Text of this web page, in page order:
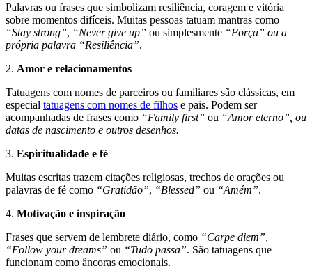
Palavras ou frases que simbolizam resiliência, coragem e vitória
sobre momentos difíceis. Muitas pessoas tatuam mantras como
“Stay strong”, “Never give up” ou simplesmente “Força” ou a
própria palavra “Resiliência”.
2. Amor e relacionamentos
Tatuagens com nomes de parceiros ou familiares são clássicas, em
especial tatuagens com nomes de filhos e pais. Podem ser
acompanhadas de frases como “Family first” ou “Amor eterno”, ou
datas de nascimento e outros desenhos.
3. Espiritualidade e fé
Muitas escritas trazem citações religiosas, trechos de orações ou
palavras de fé como “Gratidão”, “Blessed” ou “Amém”.
4. Motivação e inspiração
Frases que servem de lembrete diário, como “Carpe diem”,
“Follow your dreams” ou “Tudo passa”. São tatuagens que
funcionam como âncoras emocionais.